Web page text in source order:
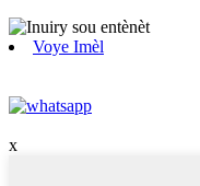
Voye Imèl
x